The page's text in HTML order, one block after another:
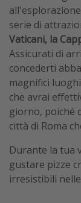
serie di
Vaticani, la
Assicurati di
concederti
magnifici
che avrai
giorno, poiché
città di Roma
Durante la tua
gustare pizze
irresistibili